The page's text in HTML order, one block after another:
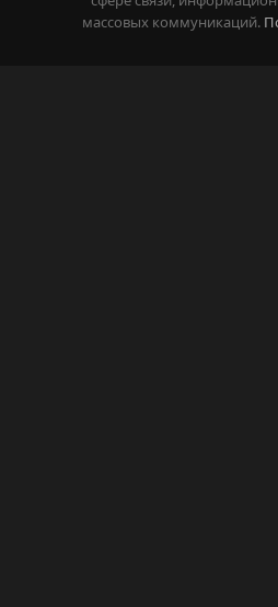
массовых коммуникаций.